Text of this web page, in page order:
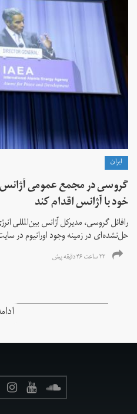
ايران
گروسی در مجمع عمومی
خود با آژانس اقدام کند
رافائل گروسی، مدیرکل آژانس بین‌المللی
حل‌نشده‌ای در زمینه وجود اورانیوم در
۲۲ ساعت ۴۶ دقیقه پیش